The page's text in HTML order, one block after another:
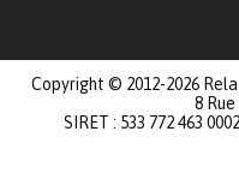
Copyright © 2012-2026
8
SIRET : 533 772 463